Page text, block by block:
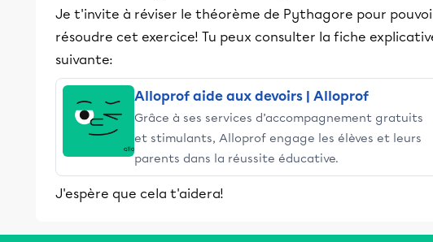
Je t'invite à réviser le théorème de Pythagore pour
résoudre cet exercice! Tu peux consulter la fiche
suivante:
Alloprof aide aux devoirs | Alloprof
Grâce à ses services d’accompagnement gratuits
et stimulants, Alloprof engage les élèves et leurs
parents dans la réussite éducative.
J'espère que cela t'aidera!